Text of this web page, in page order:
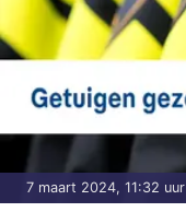
7 maart 2024, 11:32 uur